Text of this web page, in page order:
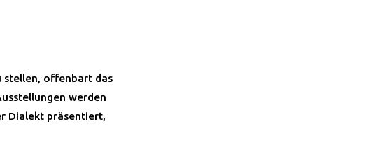
stellen, offenbart das
werden
Dialekt präsentiert,